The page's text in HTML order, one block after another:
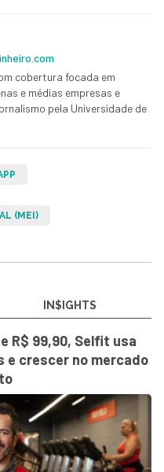
cobertura focada em
e médias empresas e
pela Universidade de
(MEI)
IN$IGHTS
R$ 99,90, Selfit usa
e crescer no mercado